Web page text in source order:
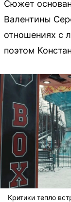
Сюжет
Валентины
отношениях с
поэтом
Критики тепло